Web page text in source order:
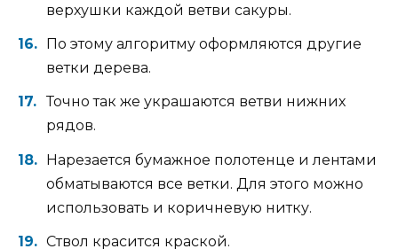
верхушки каждой ветви сакуры.
По этому алгоритму оформляются другие
ветки дерева.
Точно так же украшаются ветви нижних
рядов.
Нарезается бумажное полотенце и лентами
обматываются все ветки. Для этого можно
использовать и коричневую нитку.
Ствол красится краской.